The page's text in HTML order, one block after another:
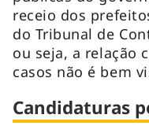
receio dos
do Tribunal de
ou seja, a relação
casos não é bem
Candidaturas